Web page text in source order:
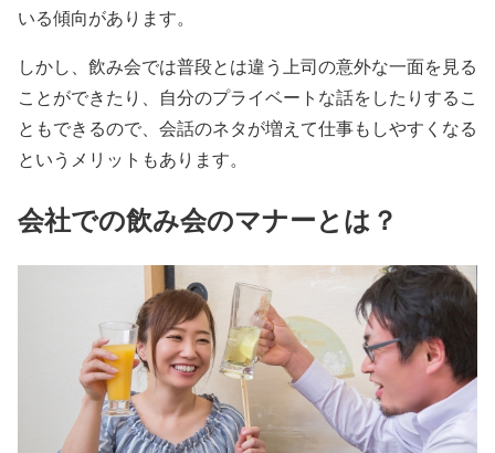
いる傾向があります。
しかし、飲み会では普段とは違う上司の意外な一面を見る
ことができたり、自分のプライベートな話をしたりするこ
ともできるので、会話のネタが増えて仕事もしやすくなる
というメリットもあります。
会社での飲み会のマナーとは？